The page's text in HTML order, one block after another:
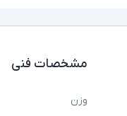
مشخصات فنی
وزن